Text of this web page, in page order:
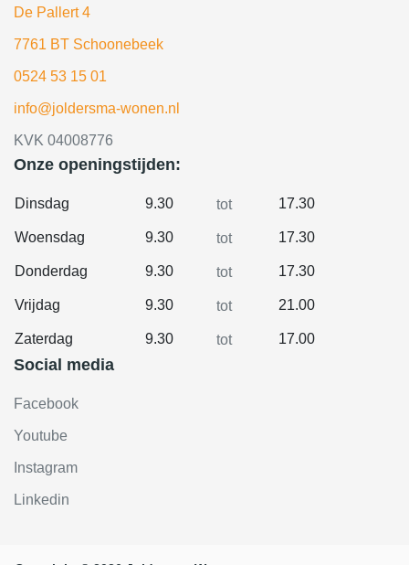
De Pallert 4
7761 BT Schoonebeek
0524 53 15 01
info@joldersma-wonen.nl
KVK 04008776
Onze openingstijden:
Dinsdag 9.30 tot 17.30
Woensdag 9.30 tot 17.30
Donderdag 9.30 tot 17.30
Vrijdag 9.30 tot 21.00
Zaterdag 9.30 tot 17.00
Social media
Facebook
Youtube
Instagram
Linkedin